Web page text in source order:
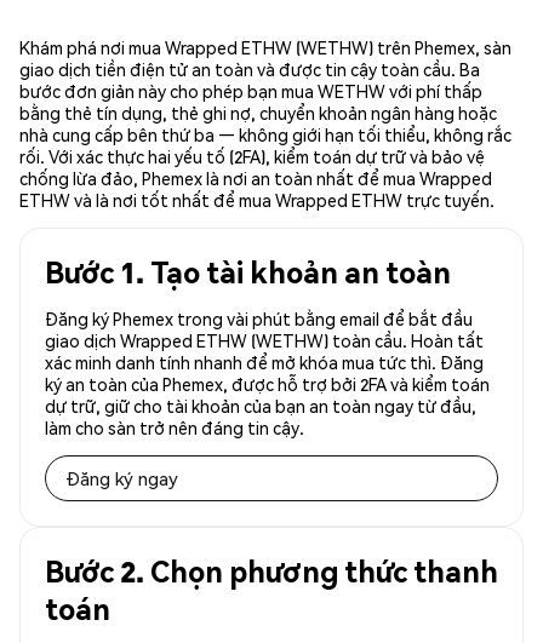
Khám phá nơi mua Wrapped ETHW (WETHW) trên Phemex, sàn
giao dịch tiền điện tử an toàn và được tin cậy toàn cầu. Ba
bước đơn giản này cho phép bạn mua WETHW với phí thấp
bằng thẻ tín dụng, thẻ ghi nợ, chuyển khoản ngân hàng hoặc
nhà cung cấp bên thứ ba — không giới hạn tối thiểu, không rắc
rối. Với xác thực hai yếu tố (2FA), kiểm toán dự trữ và bảo vệ
chống lừa đảo, Phemex là nơi an toàn nhất để mua Wrapped
ETHW và là nơi tốt nhất để mua Wrapped ETHW trực tuyến.
Bước 1. Tạo tài khoản an toàn
Đăng ký Phemex trong vài phút bằng email để bắt đầu
giao dịch Wrapped ETHW (WETHW) toàn cầu. Hoàn tất
xác minh danh tính nhanh để mở khóa mua tức thì. Đăng
ký an toàn của Phemex, được hỗ trợ bởi 2FA và kiểm toán
dự trữ, giữ cho tài khoản của bạn an toàn ngay từ đầu,
làm cho sàn trở nên đáng tin cậy.
Đăng ký ngay
Bước 2. Chọn phương thức thanh
toán